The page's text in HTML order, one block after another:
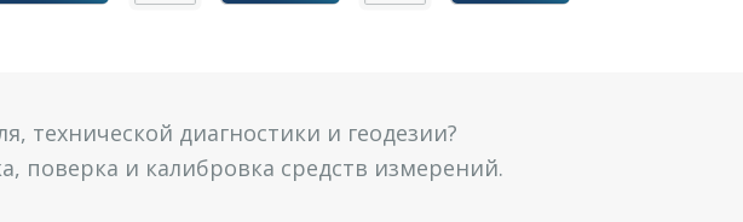
технической диагностики и геодезии?
поверка и калибровка средств измерений.